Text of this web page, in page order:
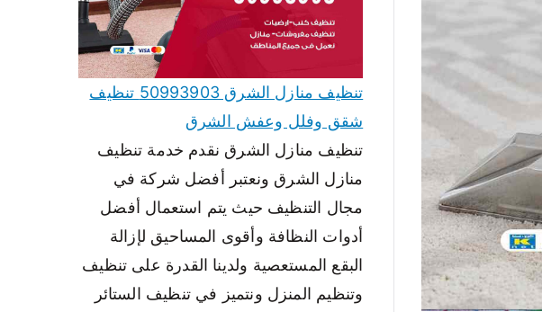
تنظيف منازل الشرق 50993903 تنظيف
شقق وفلل وعفش الشرق
تنظيف منازل الشرق نقدم خدمة تنظيف
منازل الشرق ونعتبر أفضل شركة في
مجال التنظيف حيث يتم استعمال أفضل
أدوات النظافة وأقوى المساحيق لإزالة
البقع المستعصية ولدينا القدرة على تنظيف
وتنظيم المنزل ونتميز في تنظيف الستائر